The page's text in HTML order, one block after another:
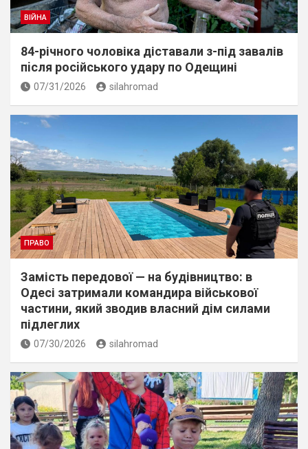
ВІЙНА
84-річного чоловіка діставали з-під завалів
пiсля росiйського удару по Одещині
07/31/2026 silahromad
ПРАВО
Замість передової — на будівництво: в
Одесі затримали командира військової
частини, який зводив власний дім силами
підлеглих
07/30/2026 silahromad